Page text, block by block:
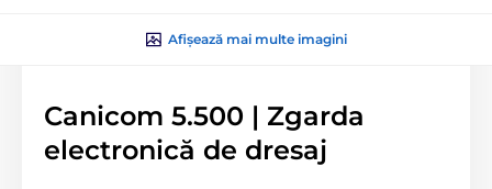
Afișează mai multe imagini
Canicom 5.500 | Zgarda
electronică de dresaj